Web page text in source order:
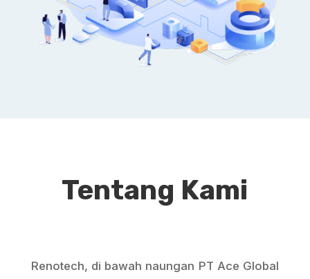
Tentang Kami
Renotech, di bawah naungan PT Ace Global